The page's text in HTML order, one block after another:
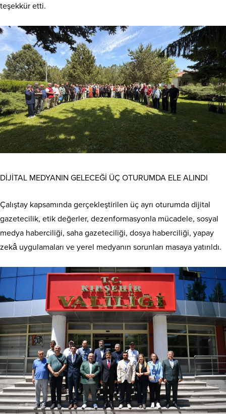
teşekkür etti.
DİJİTAL MEDYANIN GELECEĞİ ÜÇ OTURUMDA ELE ALINDI
Çalıştay kapsamında gerçekleştirilen üç ayrı oturumda dijital
gazetecilik, etik değerler, dezenformasyonla mücadele, sosyal
medya haberciliği, saha gazeteciliği, dosya haberciliği, yapay
zekâ uygulamaları ve yerel medyanın sorunları masaya yatırıldı.